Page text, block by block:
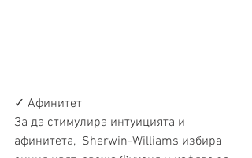
✓ Афинитет
За да стимулира интуицията и
афинитета,  Sherwin-Williams избира